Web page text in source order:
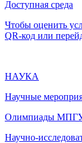
Доступная среда
Чтобы оценить
QR-код или
НАУКА
Научные
Олимпиады
Научно-